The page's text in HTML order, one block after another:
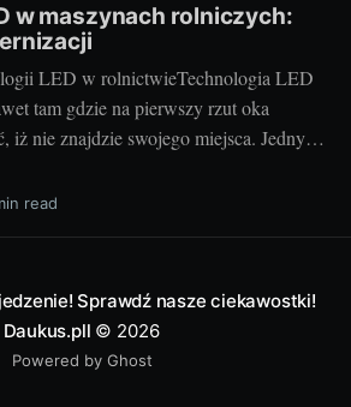
w maszynach rolniczych:
LED w rolnictwieTechnologia LED
tam gdzie na pierwszy rzut oka
iż nie znajdzie swojego miejsca. Jednym
obszarów jest rolnictwo. Właściwe
takich jak części do kombajnów
read
Sprawdź nasze ciekawostki!
Daukus.pll © 2026
Powered by Ghost